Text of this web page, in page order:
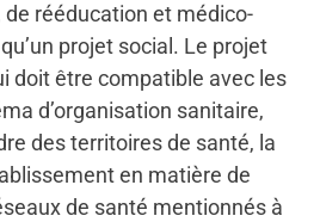
rééducation et médico-
projet social. Le projet
doit être compatible avec les
d’organisation sanitaire,
des territoires de santé, la
en matière de
de santé mentionnés à